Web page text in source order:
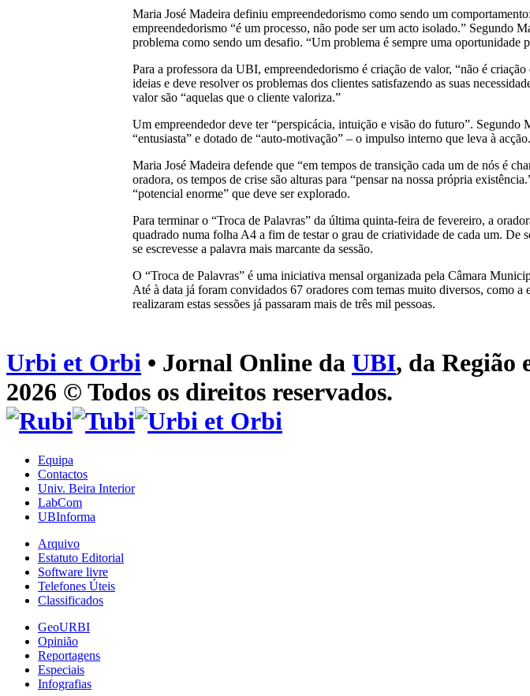
Maria José Madeira definiu empreendedorismo como sendo um
empreendedorismo “é um processo, não pode ser um acto isolado.” Segundo
problema como sendo um desafio. “Um problema é sempre uma oportunidade
Para a professora da UBI, empreendedorismo é criação de valor, “não é
ideias e deve resolver os problemas dos clientes satisfazendo as suas
valor são “aquelas que o cliente valoriza.”
Um empreendedor deve ter “perspicácia, intuição e visão do futuro”. Segundo
“entusiasta” e dotado de “auto-motivação” – o impulso interno que leva à acção.
Maria José Madeira defende que “em tempos de transição cada um de nós é
oradora, os tempos de crise são alturas para “pensar na nossa própria
“potencial enorme” que deve ser explorado.
Para terminar o “Troca de Palavras” da última quinta-feira de fevereiro, a
quadrado numa folha A4 a fim de testar o grau de criatividade de cada um. De
se escrevesse a palavra mais marcante da sessão.
O “Troca de Palavras” é uma iniciativa mensal organizada pela Câmara
Até à data já foram convidados 67 oradores com temas muito diversos, como a
realizaram estas sessões já passaram mais de três mil pessoas.
Urbi et Orbi • Jornal Online da UBI, da Região
2026 © Todos os direitos reservados.
Equipa
Contactos
Univ. Beira Interior
LabCom
UBInforma
Arquivo
Estatuto Editorial
Software livre
Telefones Úteis
Classificados
GeoURBI
Opinião
Reportagens
Especiais
Infografias